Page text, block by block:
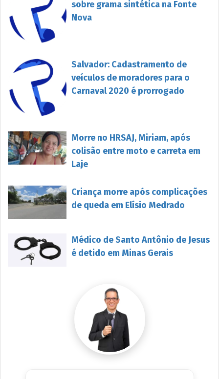
sobre grama sintética na Fonte
Nova
Salvador: Cadastramento de
veículos de moradores para o
Carnaval 2020 é prorrogado
Morre no HRSAJ, Miriam, após
colisão entre moto e carreta em
Laje
Criança morre após complicações
de queda em Elísio Medrado
Médico de Santo Antônio de Jesus
é detido em Minas Gerais